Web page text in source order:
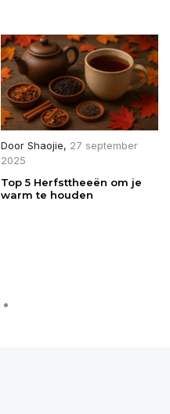
Door Shaojie, 27 september
2025
Top 5 Herfsttheeën om je
warm te houden